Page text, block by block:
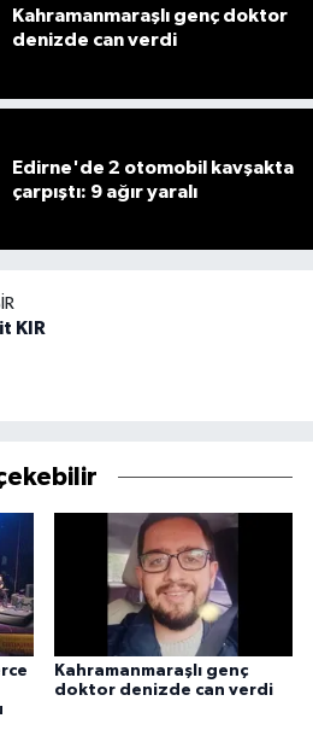
Kahramanmaraşlı genç doktor
denizde can verdi
Edirne'de 2 otomobil kavşakta
çarpıştı: 9 ağır yaralı
KIR
Kahramanmaraşlı genç
doktor denizde can verdi